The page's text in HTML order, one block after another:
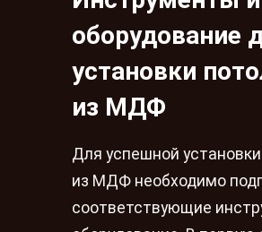
оборудование
установки
из МДФ
Для успешной
из МДФ необходимо
соответствующие